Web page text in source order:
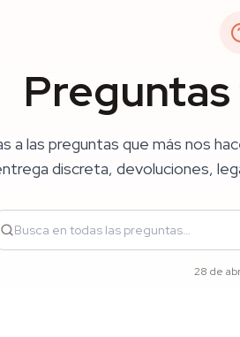
a las preguntas que más nos
discreta, devoluciones,
28 de